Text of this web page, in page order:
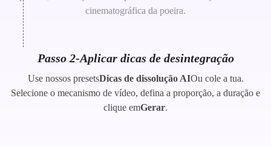
cinematográfica da poeira.
Passo 2-Aplicar dicas de desintegração
Use nossos presetsDicas de dissolução AIOu cole a tua.
Selecione o mecanismo de vídeo, defina a proporção, a duração e
clique emGerar.